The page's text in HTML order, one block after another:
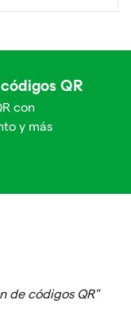
QR
con
y más
de códigos QR"